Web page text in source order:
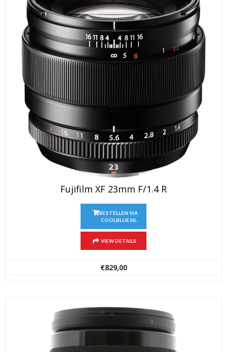
Fujifilm XF 23mm F/1.4 R
BESTELLEN VIA
COOLBLUE.NL
VIEW DETAILS
€829,00